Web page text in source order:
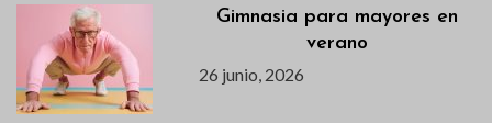
Gimnasia para mayores en
verano
26 junio, 2026